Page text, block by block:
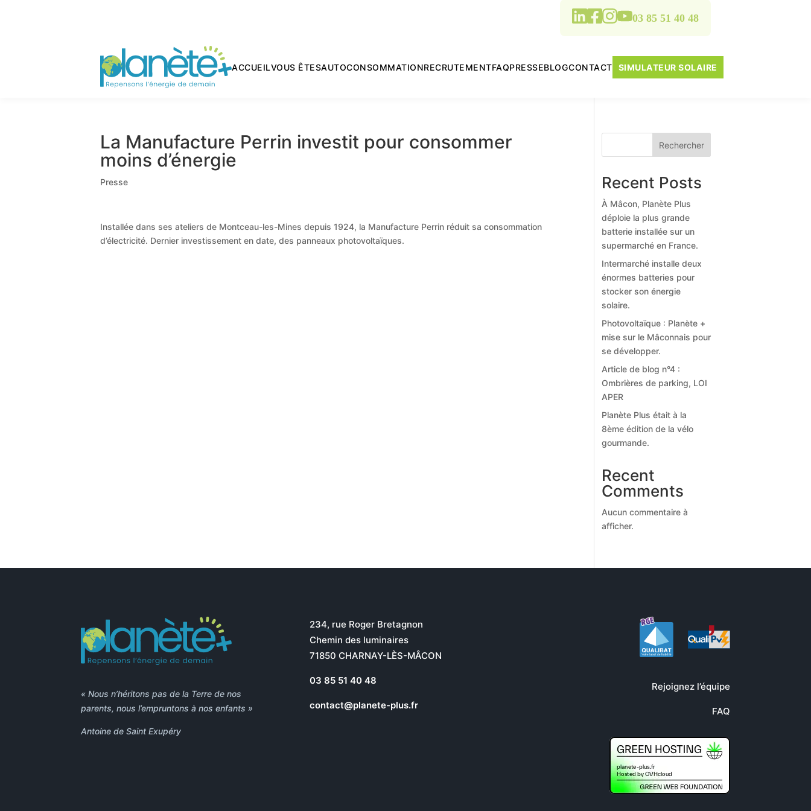
03 85 51 40 48
ACCUEILVOUS ÊTESAUTOCONSOMMATIONRECRUTEMENTFAQPRESSEBLOGCONTACT SIMULATEUR SOLAIRE
La Manufacture Perrin investit pour consommer
moins d’énergie
Presse
Installée dans ses ateliers de Montceau-les-Mines depuis 1924, la Manufacture Perrin réduit sa consommation
d’électricité. Dernier investissement en date, des panneaux photovoltaïques.
Rechercher
Recent Posts
À Mâcon, Planète Plus
déploie la plus grande
batterie installée sur un
supermarché en France.
Intermarché installe deux
énormes batteries pour
stocker son énergie
solaire.
Photovoltaïque : Planète +
mise sur le Mâconnais pour
se développer.
Article de blog n°4 :
Ombrières de parking, LOI
APER
Planète Plus était à la
8ème édition de la vélo
gourmande.
Recent
Comments
Aucun commentaire à
afficher.
« Nous n’héritons pas de la Terre de nos
parents, nous l’empruntons à nos enfants »
Antoine de Saint Exupéry
234, rue Roger Bretagnon
Chemin des luminaires
71850 CHARNAY-LÈS-MÂCON
03 85 51 40 48
contact@planete-plus.fr
Rejoignez l’équipe
FAQ